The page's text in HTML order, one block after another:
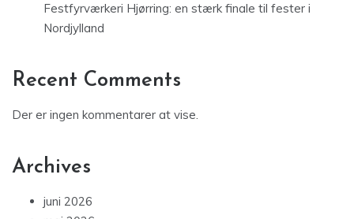
Festfyrværkeri Hjørring: en stærk finale til fester i
Nordjylland
Recent Comments
Der er ingen kommentarer at vise.
Archives
juni 2026